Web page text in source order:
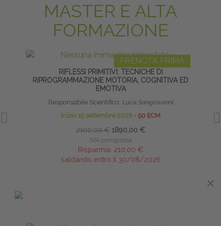
MASTER E ALTA
FORMAZIONE
PRENOTA PRIMA
RIFLESSI PRIMITIVI: TECNICHE DI
RIPROGRAMMAZIONE MOTORIA, COGNITIVA ED
EMOTIVA
Responsabile Scientifico: Luca Sangiovanni
inizio 19 settembre 2026 ∙ 50 ECM
2100,00 € 1890,00 €
IVA compresa
Risparmia: 210,00 €
saldando entro il 30/08/2026
×